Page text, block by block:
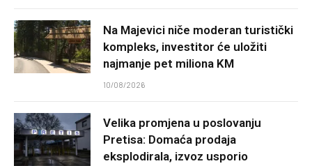
Na Majevici niče moderan turistički
kompleks, investitor će uložiti
najmanje pet miliona KM
10/08/2026
Velika promjena u poslovanju
Pretisa: Domaća prodaja
eksplodirala, izvoz usporio